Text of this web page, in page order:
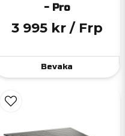
- Pro
3 995 kr / Frp
Bevaka